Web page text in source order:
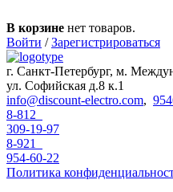
В корзине нет товаров.
Войти / Зарегистрироваться
г. Санкт-Петербург, м.
ул. Софийская д.8 к.1
info@discount-electro.com,
8-812
309-19-97
8-921
954-60-22
Политика